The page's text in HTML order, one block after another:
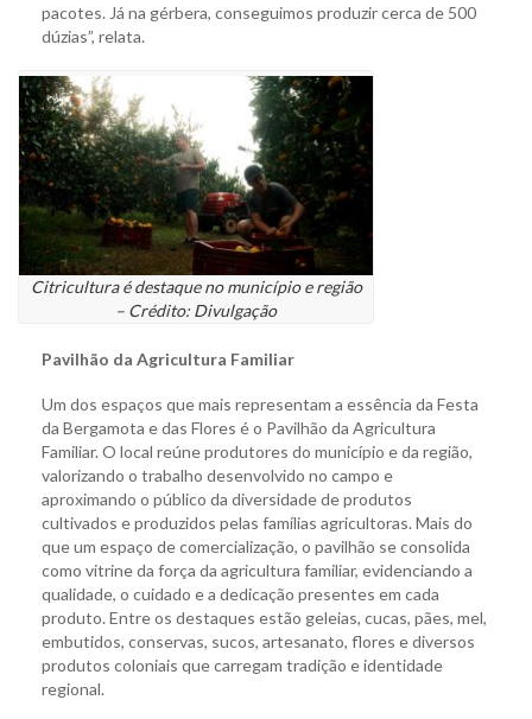
pacotes. Já na gérbera, conseguimos produzir cerca de 500
dúzias”, relata.
Citricultura é destaque no município e região
– Crédito: Divulgação
Pavilhão da Agricultura Familiar
Um dos espaços que mais representam a essência da Festa
da Bergamota e das Flores é o Pavilhão da Agricultura
Familiar. O local reúne produtores do município e da região,
valorizando o trabalho desenvolvido no campo e
aproximando o público da diversidade de produtos
cultivados e produzidos pelas famílias agricultoras. Mais do
que um espaço de comercialização, o pavilhão se consolida
como vitrine da força da agricultura familiar, evidenciando a
qualidade, o cuidado e a dedicação presentes em cada
produto. Entre os destaques estão geleias, cucas, pães, mel,
embutidos, conservas, sucos, artesanato, flores e diversos
produtos coloniais que carregam tradição e identidade
regional.